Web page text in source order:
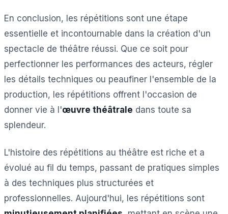
En conclusion, les répétitions sont une étape
essentielle et incontournable dans la création d'un
spectacle de théâtre réussi. Que ce soit pour
perfectionner les performances des acteurs, régler
les détails techniques ou peaufiner l'ensemble de la
production, les répétitions offrent l'occasion de
donner vie à l'œuvre théâtrale dans toute sa
splendeur.
L'histoire des répétitions au théâtre est riche et a
évolué au fil du temps, passant de pratiques simples
à des techniques plus structurées et
professionnelles. Aujourd'hui, les répétitions sont